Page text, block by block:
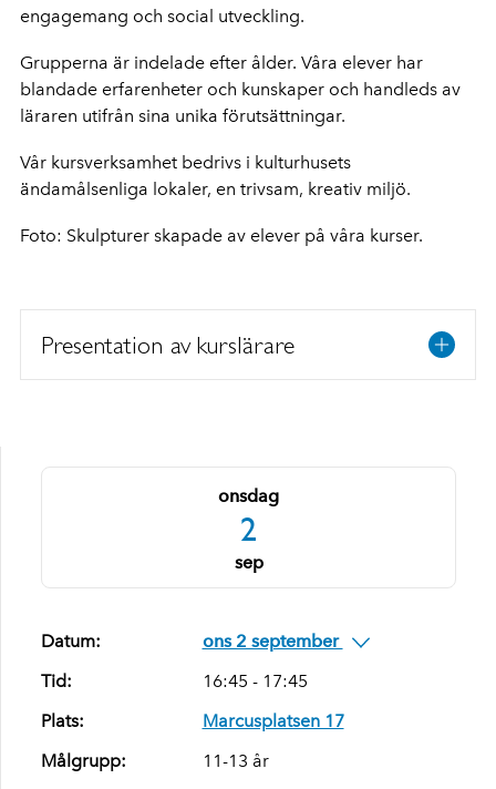
onsdag
2
sep
Datum:
ons 2 september
Tid:
16:45 - 17:45
Plats:
Marcusplatsen 17
Målgrupp:
11-13 år
engagemang och social utveckling.
Grupperna är indelade efter ålder. Våra elever har
blandade erfarenheter och kunskaper och handleds av
läraren utifrån sina unika förutsättningar.
Vår kursverksamhet bedrivs i kulturhusets
ändamålsenliga lokaler, en trivsam, kreativ miljö.
Foto: Skulpturer skapade av elever på våra kurser.
Presentation av kurslärare